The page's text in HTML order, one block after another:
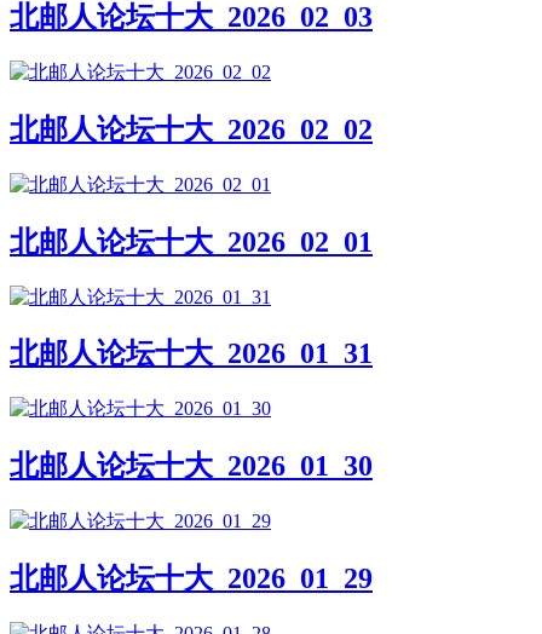
北邮人论坛十大_2026_02_03
北邮人论坛十大_2026_02_02
北邮人论坛十大_2026_02_01
北邮人论坛十大_2026_01_31
北邮人论坛十大_2026_01_30
北邮人论坛十大_2026_01_29